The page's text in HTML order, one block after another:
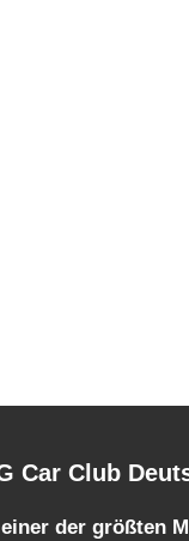
Car Club
der größten